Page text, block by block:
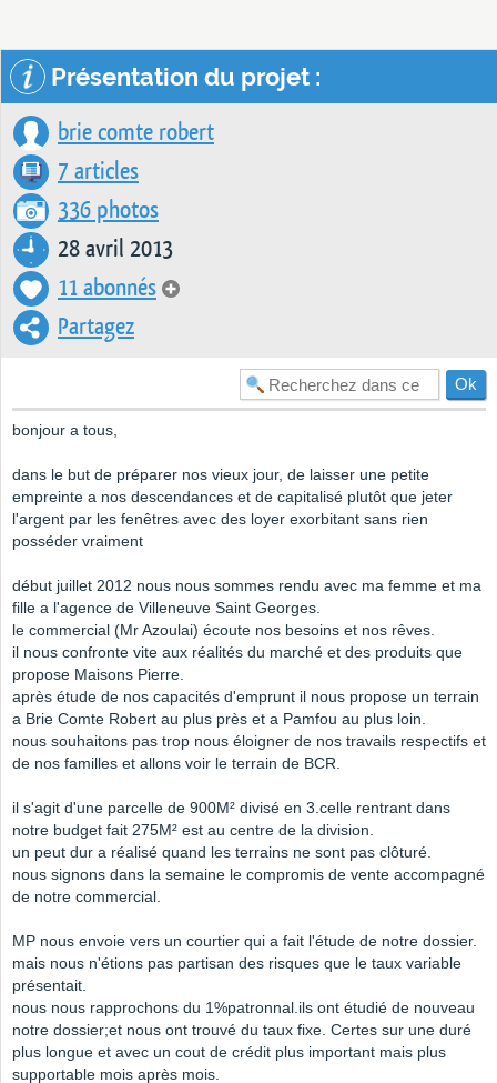
Présentation du projet :
brie comte robert
7 articles
336 photos
28 avril 2013
11 abonnés
Partagez
bonjour a tous,
dans le but de préparer nos vieux jour, de laisser une petite
empreinte a nos descendances et de capitalisé plutôt que jeter
l'argent par les fenêtres avec des loyer exorbitant sans rien
posséder vraiment
début juillet 2012 nous nous sommes rendu avec ma femme et ma
fille a l'agence de Villeneuve Saint Georges.
le commercial (Mr Azoulai) écoute nos besoins et nos rêves.
il nous confronte vite aux réalités du marché et des produits que
propose Maisons Pierre.
après étude de nos capacités d'emprunt il nous propose un terrain
a Brie Comte Robert au plus près et a Pamfou au plus loin.
nous souhaitons pas trop nous éloigner de nos travails respectifs et
de nos familles et allons voir le terrain de BCR.
il s'agit d'une parcelle de 900M² divisé en 3.celle rentrant dans
notre budget fait 275M² est au centre de la division.
un peut dur a réalisé quand les terrains ne sont pas clôturé.
nous signons dans la semaine le compromis de vente accompagné
de notre commercial.
MP nous envoie vers un courtier qui a fait l'étude de notre dossier.
mais nous n'étions pas partisan des risques que le taux variable
présentait.
nous nous rapprochons du 1%patronnal.ils ont étudié de nouveau
notre dossier;et nous ont trouvé du taux fixe. Certes sur une duré
plus longue et avec un cout de crédit plus important mais plus
supportable mois après mois.